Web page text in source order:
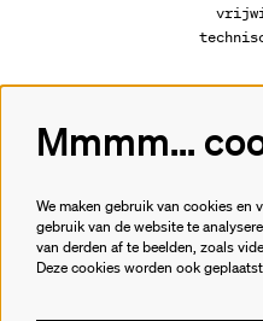
Meld je aan
Mmmm...
We maken gebruik van cookies en
gebruik van de website te
van derden af te beelden, zoals
Deze cookies worden ook